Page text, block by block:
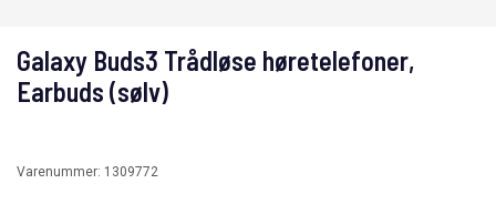
Galaxy Buds3 Trådløse høretelefoner,
Earbuds (sølv)
Varenummer: 1309772